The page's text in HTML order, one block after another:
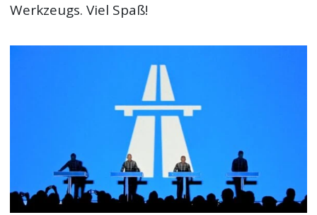
Werkzeugs. Viel Spaß!